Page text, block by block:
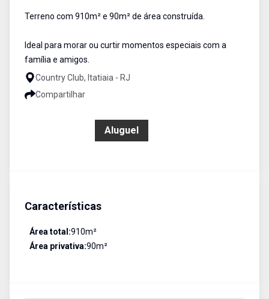
Terreno com 910m² e 90m² de área construída.
Ideal para morar ou curtir momentos especiais com a
família e amigos.
Country Club, Itatiaia - RJ
Compartilhar
Aluguel
Características
Área total:910m²
Área privativa:90m²